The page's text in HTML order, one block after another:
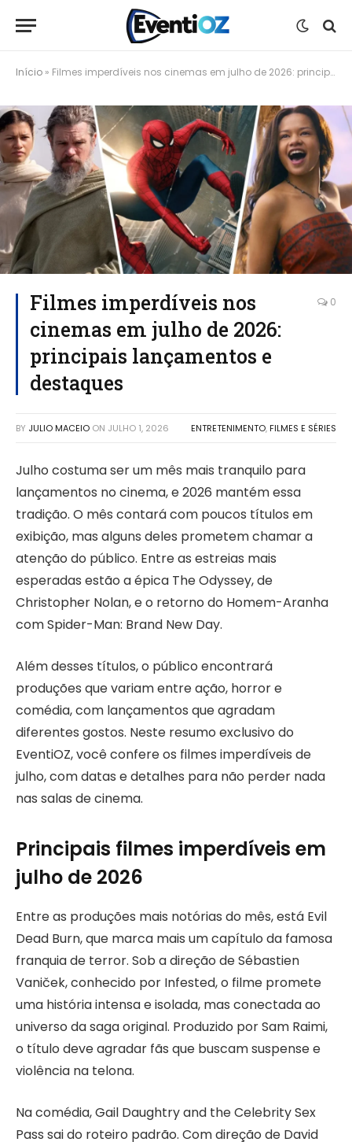
Início » Filmes imperdíveis nos cinemas em julho de 2026: principais lançamentos e destaques
Filmes imperdíveis nos
cinemas em julho de 2026:
principais lançamentos e
destaques
0
BY JULIO MACEIO ON JULHO 1, 2026 ENTRETENIMENTO, FILMES E SÉRIES
Julho costuma ser um mês mais tranquilo para
lançamentos no cinema, e 2026 mantém essa
tradição. O mês contará com poucos títulos em
exibição, mas alguns deles prometem chamar a
atenção do público. Entre as estreias mais
esperadas estão a épica The Odyssey, de
Christopher Nolan, e o retorno do Homem-Aranha
com Spider-Man: Brand New Day.
Além desses títulos, o público encontrará
produções que variam entre ação, horror e
comédia, com lançamentos que agradam
diferentes gostos. Neste resumo exclusivo do
EventiOZ, você confere os filmes imperdíveis de
julho, com datas e detalhes para não perder nada
nas salas de cinema.
Principais filmes imperdíveis em
julho de 2026
Entre as produções mais notórias do mês, está Evil
Dead Burn, que marca mais um capítulo da famosa
franquia de terror. Sob a direção de Sébastien
Vaniček, conhecido por Infested, o filme promete
uma história intensa e isolada, mas conectada ao
universo da saga original. Produzido por Sam Raimi,
o título deve agradar fãs que buscam suspense e
violência na telona.
Na comédia, Gail Daughtry and the Celebrity Sex
Pass sai do roteiro padrão. Com direção de David